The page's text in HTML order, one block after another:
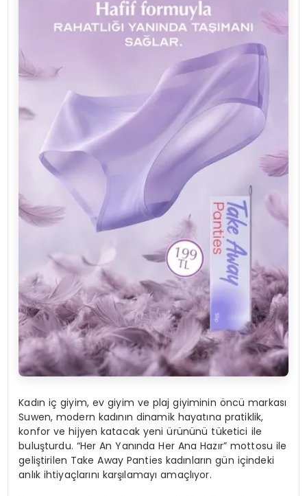
Kadın iç giyim, ev giyim ve plaj giyiminin öncü markası
Suwen, modern kadının dinamik hayatına pratiklik,
konfor ve hijyen katacak yeni ürününü tüketici ile
buluşturdu. “Her An Yanında Her Ana Hazır” mottosu ile
geliştirilen Take Away Panties kadınların gün içindeki
anlık ihtiyaçlarını karşılamayı amaçlıyor.